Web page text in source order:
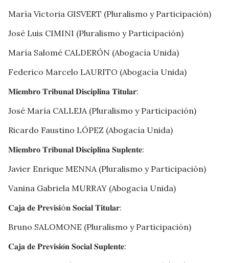
María Victoria GISVERT (Pluralismo y Participación)
José Luis CIMINI (Pluralismo y Participación)
María Salomé CALDERÓN (Abogacía Unida)
Federico Marcelo LAURITO (Abogacía Unida)
𝐌𝐢𝐞𝐦𝐛𝐫𝐨 𝐓𝐫𝐢𝐛𝐮𝐧𝐚𝐥 𝐃𝐢𝐬𝐜𝐢𝐩𝐥𝐢𝐧𝐚 𝐓𝐢𝐭𝐮𝐥𝐚𝐫:
José María CALLEJA (Pluralismo y Participación)
Ricardo Faustino LÓPEZ (Abogacía Unida)
𝐌𝐢𝐞𝐦𝐛𝐫𝐨 𝐓𝐫𝐢𝐛𝐮𝐧𝐚𝐥 𝐃𝐢𝐬𝐜𝐢𝐩𝐥𝐢𝐧𝐚 𝐒𝐮𝐩𝐥𝐞𝐧𝐭𝐞:
Javier Enrique MENNA (Pluralismo y Participación)
Vanina Gabriela MURRAY (Abogacía Unida)
𝐂𝐚𝐣𝐚 𝐝𝐞 𝐏𝐫𝐞𝐯𝐢𝐬𝐢ó𝐧 𝐒𝐨𝐜𝐢𝐚𝐥 𝐓𝐢𝐭𝐮𝐥𝐚𝐫:
Bruno SALOMONE (Pluralismo y Participación)
𝐂𝐚𝐣𝐚 𝐝𝐞 𝐏𝐫𝐞𝐯𝐢𝐬𝐢𝐨́𝐧 𝐒𝐨𝐜𝐢𝐚𝐥 𝐒𝐮𝐩𝐥𝐞𝐧𝐭𝐞: